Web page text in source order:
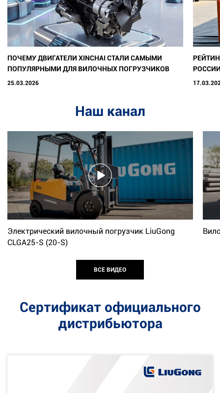
ПОЧЕМУ ДВИГАТЕЛИ XINCHAI СТАЛИ САМЫМИ
ПОПУЛЯРНЫМИ ДЛЯ ВИЛОЧНЫХ ПОГРУЗЧИКОВ
25.03.2026
Наш канал
Электрический вилочный погрузчик LiuGong
CLGA25-S (20-S)
ВСЕ ВИДЕО
Сертификат официального
дистрибьютора